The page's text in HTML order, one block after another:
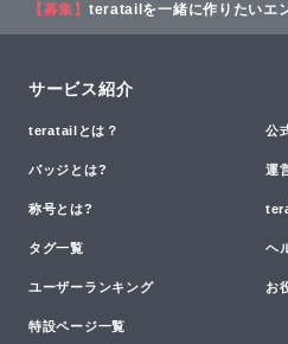
【募集】 teratailを一緒に作りたいエ
サービス紹介
teratailとは？ 公
バッジとは? 運
称号とは?
タグ一覧 ヘ
ユーザーランキング お
特設ページ一覧